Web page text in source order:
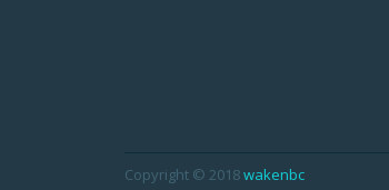
Copyright © 2018wakenbc